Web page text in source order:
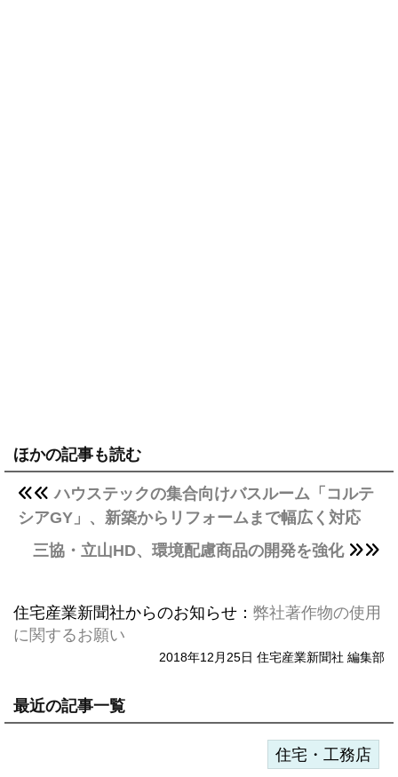
ほかの記事も読む
ハウステックの集合向けバスルーム「コルテ
シアGY」、新築からリフォームまで幅広く対応
三協・立山HD、環境配慮商品の開発を強化
住宅産業新聞社からのお知らせ： 弊社著作物の使用
に関するお願い
2018年12月25日 住宅産業新聞社 編集部
最近の記事一覧
住宅・工務店